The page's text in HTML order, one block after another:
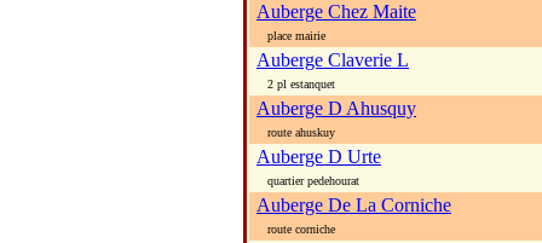
Auberge Chez Maite
place mairie
Auberge Claverie L
2 pl estanquet
Auberge D Ahusquy
route ahuskuy
Auberge D Urte
quartier pedehourat
Auberge De La Corniche
route corniche